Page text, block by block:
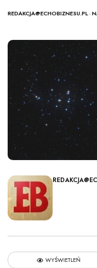
REDAKCJA@ECHOBIZNESU.PL-
WYŚWIETLEŃ